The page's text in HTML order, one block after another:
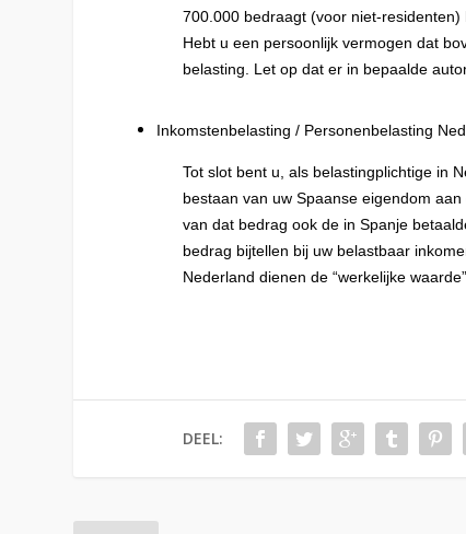
700.000 bedraagt (voor niet-
Hebt u een persoonlijk vermogen dat
belasting. Let op dat er in bepaalde
Inkomstenbelasting / Personenbelasting
Tot slot bent u, als belastingplichtige in
bestaan van uw Spaanse eigendom
van dat bedrag ook de in Spanje
bedrag bijtellen bij uw belastbaar
Nederland dienen de “werkelijke
DEEL: